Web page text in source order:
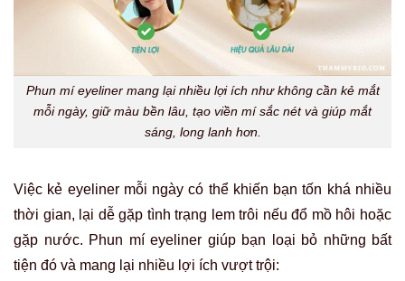
Phun mí eyeliner mang lại nhiều lợi ích như không cần kẻ mắt
mỗi ngày, giữ màu bền lâu, tạo viền mí sắc nét và giúp mắt
sáng, long lanh hơn.
Việc kẻ eyeliner mỗi ngày có thể khiến bạn tốn khá nhiều
thời gian, lại dễ gặp tình trạng lem trôi nếu đổ mồ hôi hoặc
gặp nước. Phun mí eyeliner giúp bạn loại bỏ những bất
tiện đó và mang lại nhiều lợi ích vượt trội: